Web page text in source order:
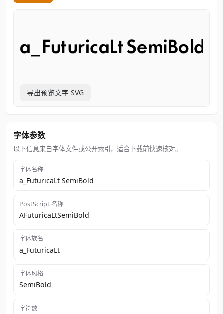
导出预览文字 SVG
字体参数
以下信息来自字体文件或公开索引，适合下载前快速核对。
字体名称
a_FuturicaLt SemiBold
PostScript 名称
AFuturicaLtSemiBold
字体族名
a_FuturicaLt
字体风格
SemiBold
字符数